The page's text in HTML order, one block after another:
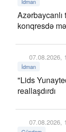
konqresdə
07.08.2026,
İdman
"Lids
reallaşdırdı
07.08.2026,